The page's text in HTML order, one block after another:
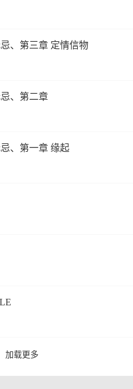
、第三章 定情信物
、第二章
、第一章 缘起
加载更多